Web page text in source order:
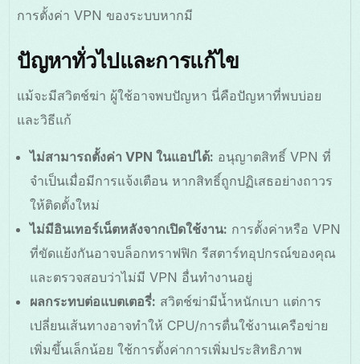
การตั้งค่า VPN ของระบบหากมี
ปัญหาทั่วไปและการแก้ไข
แม้จะมีสวิตช์ฆ่า ผู้ใช้อาจพบปัญหา นี่คือปัญหาที่พบบ่อย
และวิธีแก้
ไม่สามารถตั้งค่า VPN ในแอปได้: อนุญาตสิทธิ์ VPN ที่
จำเป็นเมื่อมีการแจ้งเตือน หากสิทธิ์ถูกปฏิเสธอย่างถาวร
ให้ติดตั้งใหม่
ไม่มีอินเทอร์เน็ตหลังจากเปิดใช้งาน: การตั้งค่าหรือ VPN
ที่ขัดแย้งกันอาจบล็อกทราฟฟิก รีสตาร์ทอุปกรณ์ของคุณ
และตรวจสอบว่าไม่มี VPN อื่นทำงานอยู่
ผลกระทบต่อแบตเตอรี่: สวิตช์ฆ่ามีน้ำหนักเบา แต่การ
เปลี่ยนเส้นทางอาจทำให้ CPU/การตื่นใช้งานเครือข่าย
เพิ่มขึ้นเล็กน้อย ใช้การตั้งค่าการเพิ่มประสิทธิภาพ